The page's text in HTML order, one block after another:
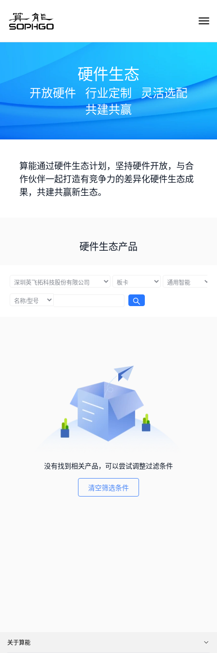
硬件生态
开放硬件 行业定制
灵活选配
共建共赢
算能通过硬件生态计划，坚持硬件开放，与合
作伙伴一起打造有竞争力的差异化硬件生态成
果，共建共赢新生态。
硬件生态产品
没有找到相关产品，可以尝试调整过滤条件
清空筛选条件
关于算能